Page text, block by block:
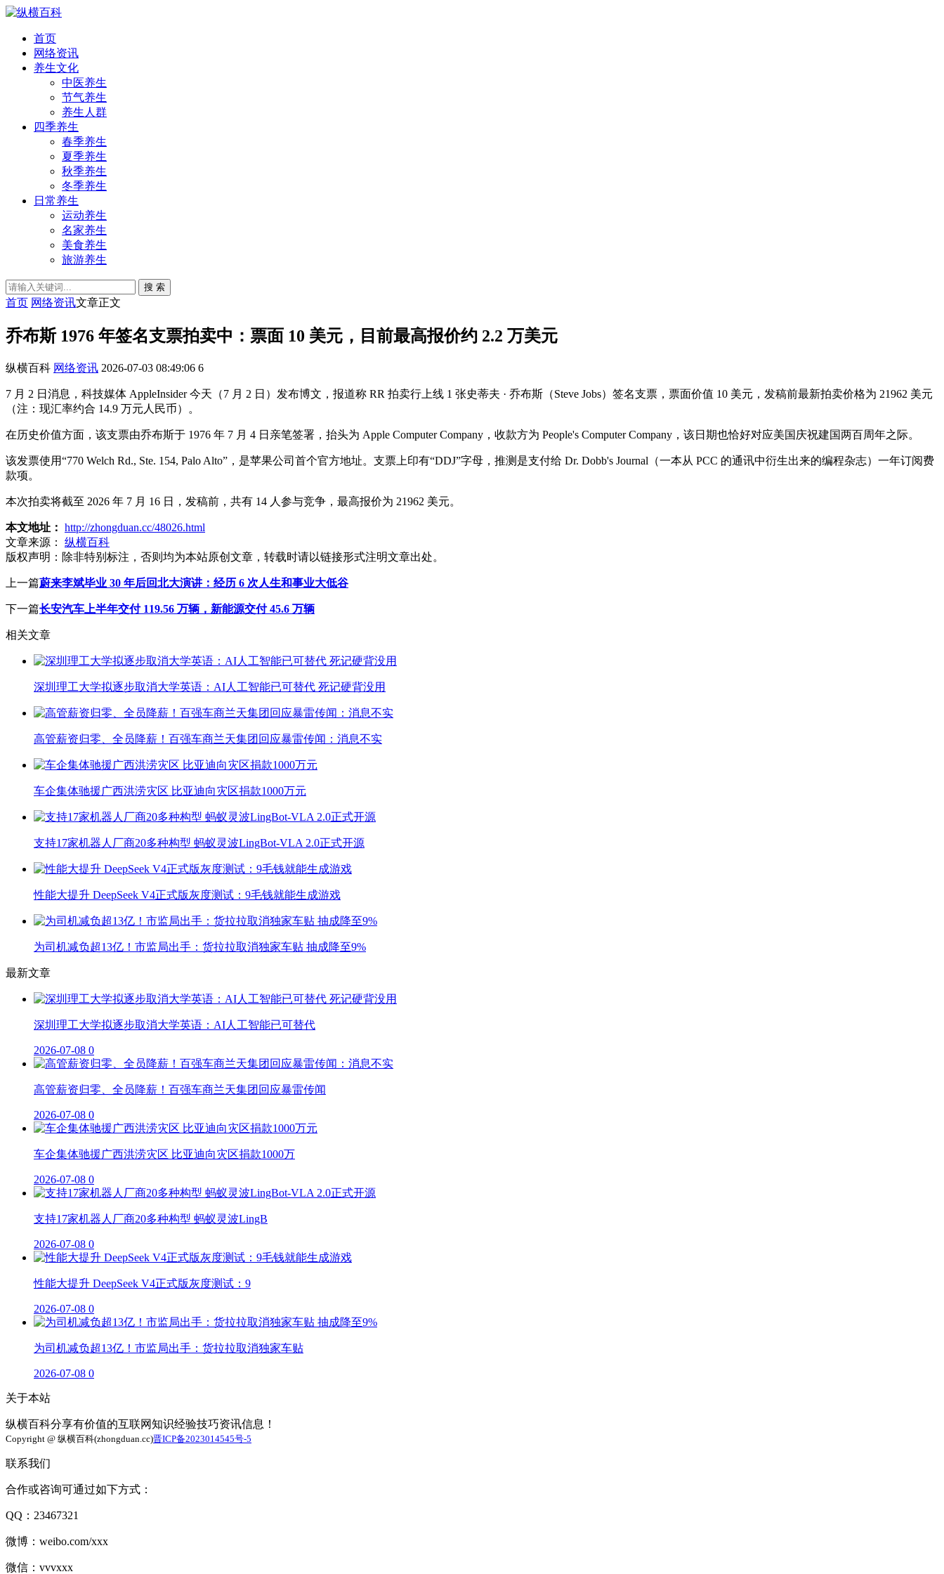
首页
网络资讯
养生文化
中医养生
节气养生
养生人群
四季养生
春季养生
夏季养生
秋季养生
冬季养生
日常养生
运动养生
名家养生
美食养生
旅游养生
搜 索
首页 网络资讯文章正文
乔布斯 1976 年签名支票拍卖中：票面 10 美元，目前最高报价约 2.2 万美元
纵横百科 网络资讯 2026-07-03 08:49:06 6
7 月 2 日消息，科技媒体 AppleInsider 今天（7 月 2 日）发布博文，报道称 RR 拍卖行上线 1 张史蒂夫 · 乔布斯（Steve Jobs）签名支票，票面价值 10 美元，发稿前最新拍卖价格为 21962 美元
（注：现汇率约合 14.9 万元人民币）。
在历史价值方面，该支票由乔布斯于 1976 年 7 月 4 日亲笔签署，抬头为 Apple Computer Company，收款方为 People's Computer Company，该日期也恰好对应美国庆祝建国两百周年之际。
该发票使用“770 Welch Rd., Ste. 154, Palo Alto”，是苹果公司首个官方地址。支票上印有“DDJ”字母，推测是支付给 Dr. Dobb's Journal（一本从 PCC 的通讯中衍生出来的编程杂志）一年订阅费
款项。
本次拍卖将截至 2026 年 7 月 16 日，发稿前，共有 14 人参与竞争，最高报价为 21962 美元。
本文地址： http://zhongduan.cc/48026.html
文章来源：
纵横百科
版权声明： 除非特别标注，否则均为本站原创文章，转载时请以链接形式注明文章出处。
上一篇蔚来李斌毕业 30 年后回北大演讲：经历 6 次人生和事业大低谷
下一篇长安汽车上半年交付 119.56 万辆，新能源交付 45.6 万辆
相关文章
深圳理工大学拟逐步取消大学英语：AI人工智能已可替代 死记硬背没用
高管薪资归零、全员降薪！百强车商兰天集团回应暴雷传闻：消息不实
车企集体驰援广西洪涝灾区 比亚迪向灾区捐款1000万元
支持17家机器人厂商20多种构型 蚂蚁灵波LingBot-VLA 2.0正式开源
性能大提升 DeepSeek V4正式版灰度测试：9毛钱就能生成游戏
为司机减负超13亿！市监局出手：货拉拉取消独家车贴 抽成降至9%
最新文章
深圳理工大学拟逐步取消大学英语：AI人工智能已可替代
2026-07-08 0
高管薪资归零、全员降薪！百强车商兰天集团回应暴雷传闻
2026-07-08 0
车企集体驰援广西洪涝灾区 比亚迪向灾区捐款1000万
2026-07-08 0
支持17家机器人厂商20多种构型 蚂蚁灵波LingB
2026-07-08 0
性能大提升 DeepSeek V4正式版灰度测试：9
2026-07-08 0
为司机减负超13亿！市监局出手：货拉拉取消独家车贴
2026-07-08 0
关于本站
纵横百科分享有价值的互联网知识经验技巧资讯信息！
Copyright @ 纵横百科(zhongduan.cc)晋ICP备2023014545号-5
联系我们
合作或咨询可通过如下方式：
QQ：23467321
微博：weibo.com/xxx
微信：vvvxxx